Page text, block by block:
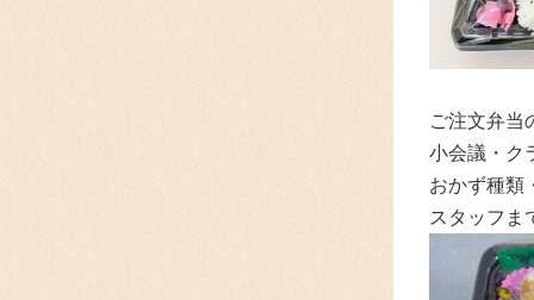
ご注文弁当
小会議・ク
おかず種類
スタッフま